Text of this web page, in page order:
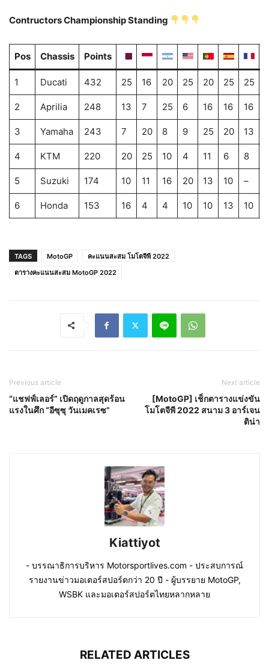
Contructors Championship Standing
Pos Chassis Points
1 Ducati 432 25 16 20 25 20 25 25
2 Aprilia 248 13 7 25 6 16 16 16
3 Yamaha 243 7 20 8 9 25 20 13
4 KTM 220 20 25 10 4 11 6 8
5 Suzuki 174 10 11 16 20 13 10 –
6 Honda 153 16 4 4 10 10 13 10
TAGS MotoGP
คะแนนสะสม โมโตจีพี 2022
ตารางคะแนนสะสม MotoGP 2022
Previous article
“แชฟฟ์เลอร์” เปิดฤดูกาลสุดร้อน
แรงในศึก “อีซุซุ วันเมคเรซ”
Next article
[MotoGP] เช็กตารางแข่งขัน
โมโตจีพี 2022 สนาม 3 อาร์เจน
ติน่า
Kiattiyot
- บรรณาธิการบริหาร Motorsportlives.com - ประสบการณ์
รายงานข่าวมอเตอร์สปอร์ตกว่า 20 ปี - ผู้บรรยาย MotoGP,
WSBK และมอเตอร์สปอร์ตไทยหลากหลาย
RELATED ARTICLES